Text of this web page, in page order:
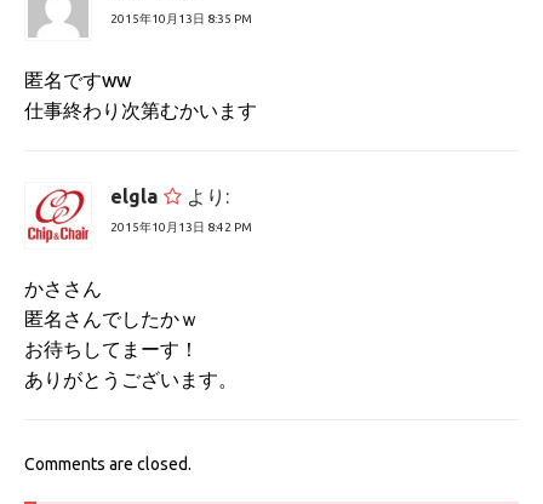
2015年10月13日 8:35 PM
匿名ですww
仕事終わり次第むかいます
elgla より:
2015年10月13日 8:42 PM
かささん
匿名さんでしたかｗ
お待ちしてまーす！
ありがとうございます。
Comments are closed.